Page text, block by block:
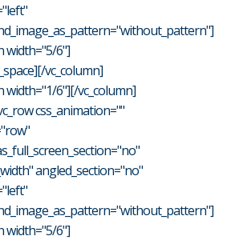
width="5/6"]
vc_column]
width="1/6"][/vc_column]
css_animation=""
angled_section="no"
width="5/6"]